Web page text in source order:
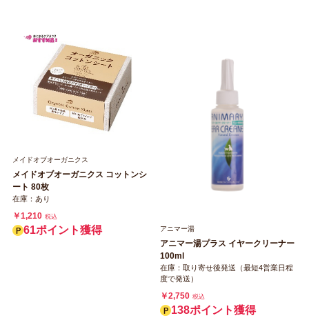
メイドオブオーガニクス
メイドオブオーガニクス コットンシ
ート 80枚
在庫：あり
￥1,210 税込
61ポイント獲得 アニマー湯
アニマー湯プラス イヤークリーナー
100ml
在庫：取り寄せ後発送（最短4営業日程
度で発送）
￥2,750 税込
138ポイント獲得